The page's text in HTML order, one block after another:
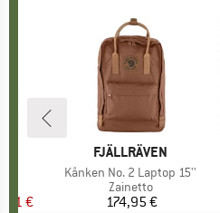
ridotto
€
MARCHIO
FJÄLLRÄVEN
Articolo
Kånken No. 2 Laptop 15''
Gruppo di prodotti
Zainetto
Prezzo
174,95 €